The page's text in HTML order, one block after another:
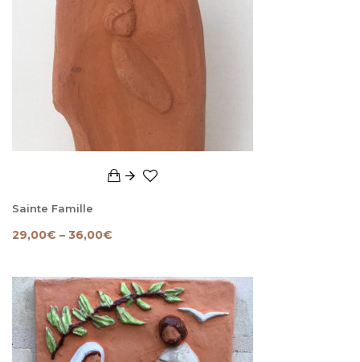
Sainte Famille
29,00€ – 36,00€